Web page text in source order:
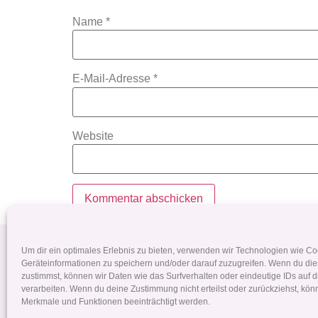
Um dir ein optimales Erlebnis zu bieten, verwenden wir Technologien wie
Geräteinformationen zu speichern und/oder darauf zuzugreifen. Wenn du
zustimmst, können wir Daten wie das Surfverhalten oder eindeutige IDs auf
verarbeiten. Wenn du deine Zustimmung nicht erteilst oder zurückziehst,
Merkmale und Funktionen beeinträchtigt werden.
Name *
E-Mail-Adresse *
Website
Pferdehaarschmuck
+43 699 190 063 76
dana.ruckerbauer@yahoo.de